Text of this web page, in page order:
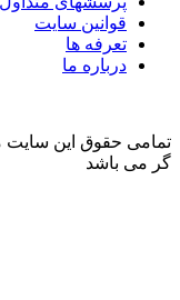
قوانین سایت
تعرفه ها
درباره ما
تمامی حقوق این سایت
گر می باشد